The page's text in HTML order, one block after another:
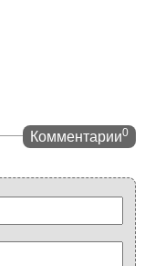
Комментарии0